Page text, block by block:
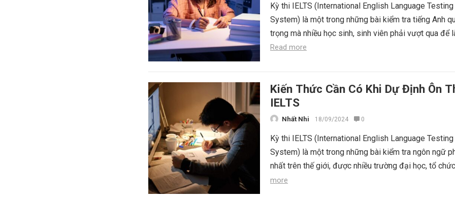
Kỳ thi IELTS (International English Language Testing
System) là một trong những bài kiểm tra tiếng Anh
trọng mà nhiều học sinh, sinh viên phải vượt qua để
Read more
Kiến Thức Cần Có Khi Dự Định Ôn
IELTS
Nhất Nhi 18/09/2024 0
Kỳ thi IELTS (International English Language Testing
System) là một trong những bài kiểm tra ngôn ngữ
nhất trên thế giới, được nhiều trường đại học, tổ
more